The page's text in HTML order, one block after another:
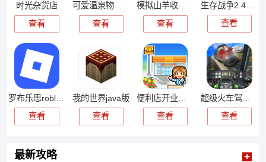
时光杂货店
查看
可爱温泉物语手游
查看
模拟山羊收获日
查看
查看
罗布乐思roblox手机版
查看
我的世界java版
查看
查看
查看
最新攻略